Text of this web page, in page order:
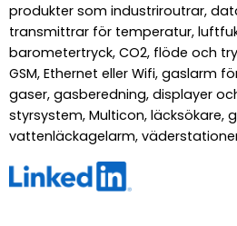
produkter som industriroutrar,
transmittrar för temperatur,
barometertryck, CO2, flöde och
GSM, Ethernet eller Wifi, gaslarm
gaser, gasberedning, displayer
styrsystem, Multicon, läcksökare,
vattenläckagelarm,